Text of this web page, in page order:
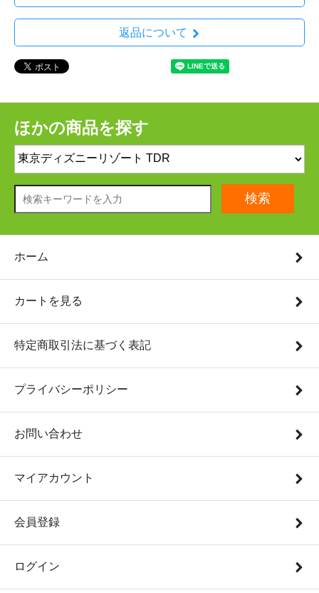
返品について
ほかの商品を探す
検索
ホーム
カートを見る
特定商取引法に基づく表記
プライバシーポリシー
お問い合わせ
マイアカウント
会員登録
ログイン